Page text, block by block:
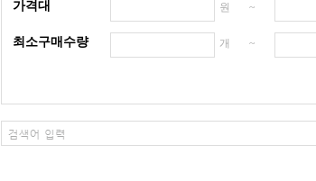
가격대 원 ~
최소구매수량 개 ~